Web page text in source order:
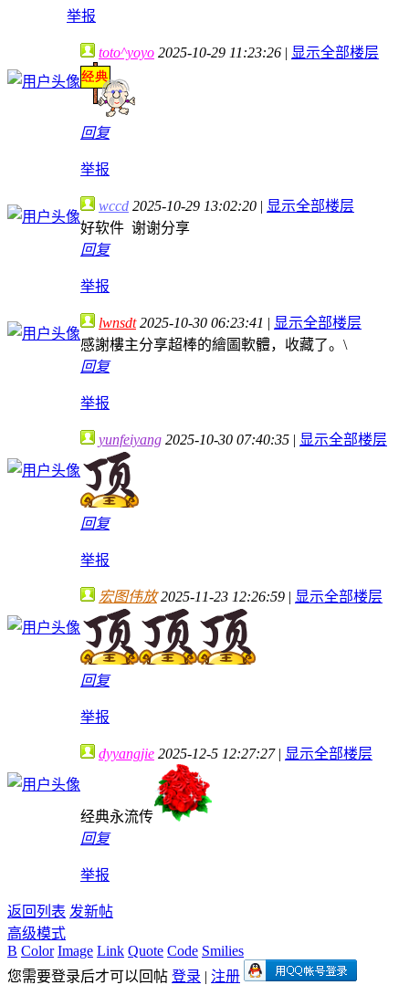
举报
toto^yoyo 2025-10-29 11:23:26 | 显示全部楼层
回复
举报
wccd 2025-10-29 13:02:20 | 显示全部楼层
好软件 谢谢分享
回复
举报
lwnsdt2025-10-30 06:23:41 | 显示全部楼层
感謝樓主分享超棒的繪圖軟體，收藏了。\
回复
举报
yunfeiyang 2025-10-30 07:40:35 | 显示全部楼层
回复
举报
宏图伟放2025-11-23 12:26:59 | 显示全部楼层
回复
举报
dyyangjie 2025-12-5 12:27:27 | 显示全部楼层
经典永流传
回复
举报
返回列表 发新帖
高级模式
B Color Image Link Quote Code Smilies
您需要登录后才可以回帖 登录 | 注册